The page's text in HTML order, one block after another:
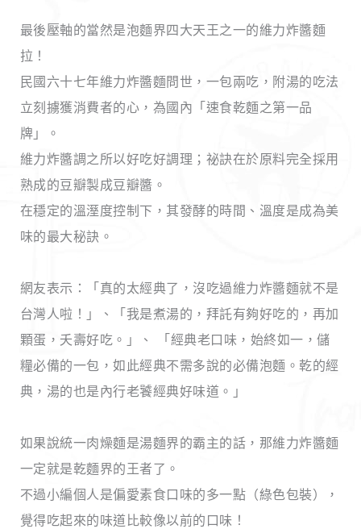
最後壓軸的當然是泡麵界四大天王之一的維力炸醬麵
拉！
民國六十七年維力炸醬麵問世，一包兩吃，附湯的吃法
立刻擄獲消費者的心，為國內「速食乾麵之第一品
牌」。
維力炸醬調之所以好吃好調理；祕訣在於原料完全採用
熟成的豆瓣製成豆瓣醬。
在穩定的溫溼度控制下，其發酵的時間、溫度是成為美
味的最大秘訣。
網友表示：「真的太經典了，沒吃過維力炸醬麵就不是
台灣人啦！」、「我是煮湯的，拜託有夠好吃的，再加
顆蛋，夭壽好吃。」、 「經典老口味，始終如一，儲
糧必備的一包，如此經典不需多說的必備泡麵。乾的經
典，湯的也是內行老饕經典好味道。」
如果說統一肉燥麵是湯麵界的霸主的話，那維力炸醬麵
一定就是乾麵界的王者了。
不過小編個人是偏愛素食口味的多一點（綠色包裝），
覺得吃起來的味道比較像以前的口味！